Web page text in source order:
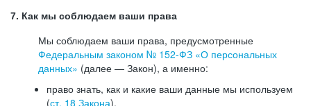
7. Как мы соблюдаем ваши права
Мы соблюдаем ваши права, предусмотренные
Федеральным законом № 152-ФЗ «О персональных
данных» (далее — Закон), а именно:
право знать, как и какие ваши данные мы используем
(ст. 18 Закона),